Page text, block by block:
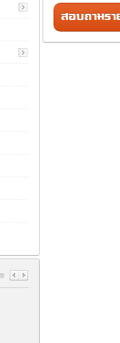
สอบถามรา